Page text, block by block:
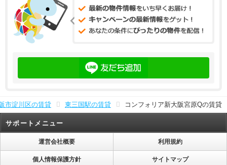
市淀川区の賃貸 東三国駅の賃貸 コンフォリア新大阪宮原Qの賃貸
サポートメニュー
運営会社概要 利用規約
個人情報保護方針 サイトマップ